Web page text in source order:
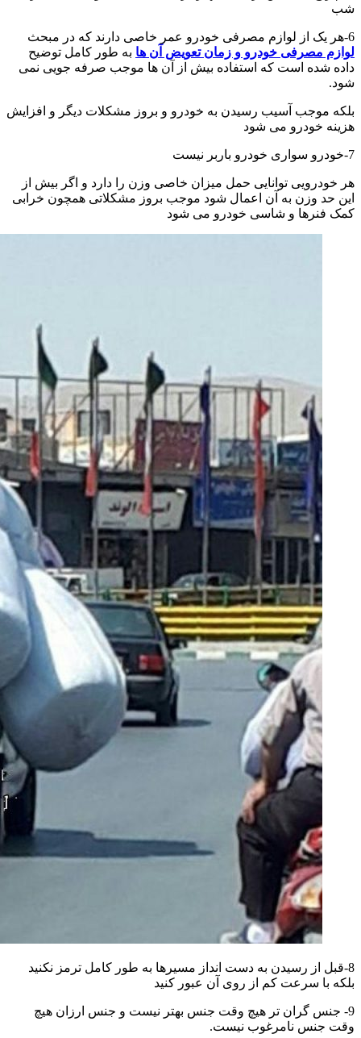
شب
6-هر یک از لوازم مصرفی خودرو عمر خاصی دارند که در مبحث
لوازم مصرفی خودرو و زمان تعویض آن ها به طور کامل توضیح
داده شده است که استفاده بیش از آن ها موجب صرفه جویی نمی
شود.
بلکه موجب آسیب رسیدن به خودرو و بروز مشکلات دیگر و افزایش
هزینه خودرو می شود
7-خودرو سواری خودرو باربر نیست
هر خودرویی توانایی حمل میزان خاصی وزن را دارد و اگر بیش از
این حد وزن به آن اعمال شود موجب بروز مشکلاتی همچون خرابی
کمک فنرها و شاسی خودرو می شود
8-قبل از رسیدن به دست انداز مسیرها به طور کامل ترمز نکنید
بلکه با سرعت کم از روی آن عبور کنید
9- جنس گران تر هیچ وقت جنس بهتر نیست و جنس ارزان هیچ
وقت جنس نامرغوب نیست.